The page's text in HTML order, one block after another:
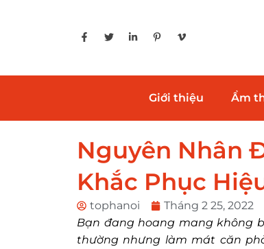
Giới thiệu Ẩm
Nguyên Nhân
Khắc Phục
tophanoi Tháng 2 25, 2022
Bạn đang hoang mang không
thường nhưng làm mát căn